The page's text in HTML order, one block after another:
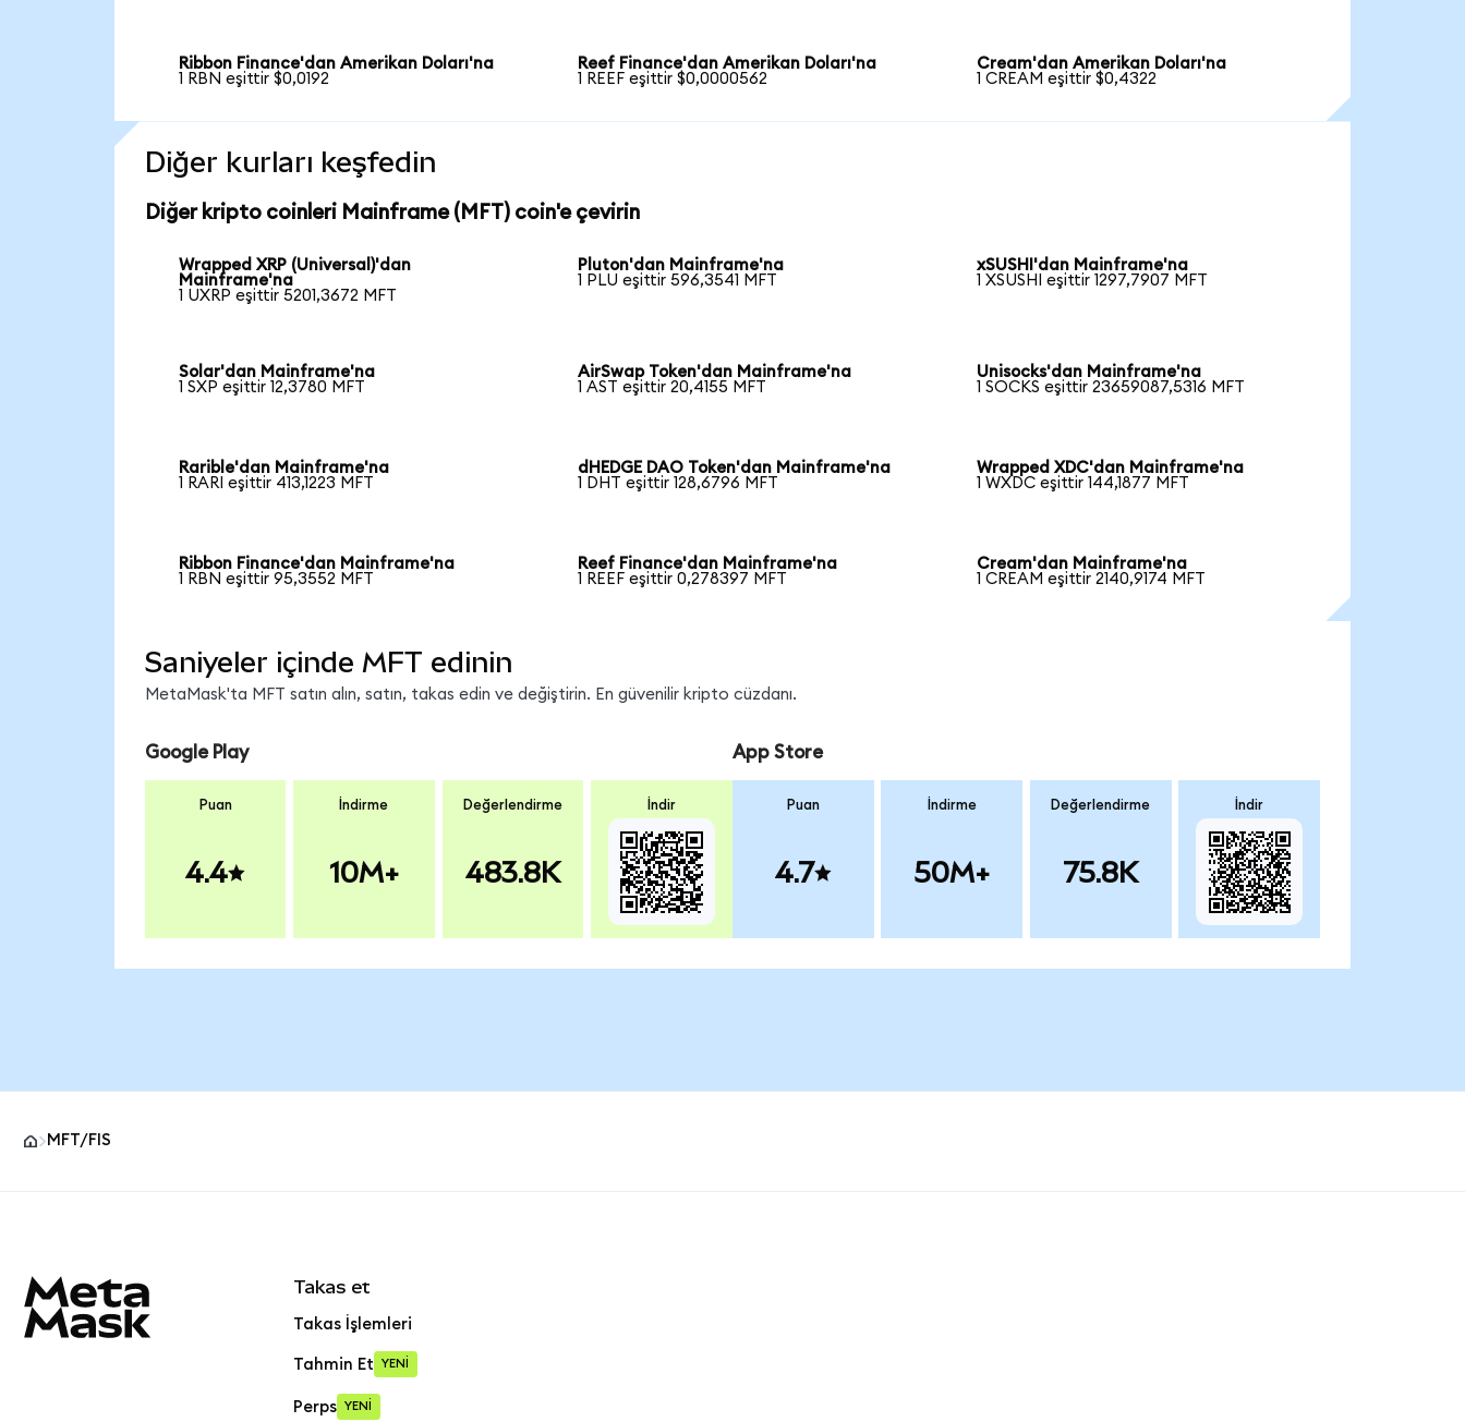
Ribbon Finance'dan Amerikan Doları'na
1 RBN eşittir $0,0192
Reef Finance'dan Amerikan Doları'na
1 REEF eşittir $0,0000562
Cream'dan Amerikan Doları'na
1 CREAM eşittir $0,4322
Diğer kurları keşfedin
Diğer kripto coinleri Mainframe (MFT) coin'e çevirin
Wrapped XRP (Universal)'dan
Mainframe'na
1 UXRP eşittir 5201,3672 MFT
Pluton'dan Mainframe'na
1 PLU eşittir 596,3541 MFT
xSUSHI'dan Mainframe'na
1 XSUSHI eşittir 1297,7907 MFT
Solar'dan Mainframe'na
1 SXP eşittir 12,3780 MFT
AirSwap Token'dan Mainframe'na
1 AST eşittir 20,4155 MFT
Unisocks'dan Mainframe'na
1 SOCKS eşittir 23659087,5316 MFT
Rarible'dan Mainframe'na
1 RARI eşittir 413,1223 MFT
dHEDGE DAO Token'dan Mainframe'na
1 DHT eşittir 128,6796 MFT
Wrapped XDC'dan Mainframe'na
1 WXDC eşittir 144,1877 MFT
Ribbon Finance'dan Mainframe'na
1 RBN eşittir 95,3552 MFT
Reef Finance'dan Mainframe'na
1 REEF eşittir 0,278397 MFT
Cream'dan Mainframe'na
1 CREAM eşittir 2140,9174 MFT
Saniyeler içinde MFT edinin
MetaMask'ta MFT satın alın, satın, takas edin ve değiştirin. En güvenilir kripto cüzdanı.
Google Play
Puan
4.4
İndirme
10M+
Değerlendirme
483.8K
İndir
App Store
Puan
4.7
İndirme
50M+
Değerlendirme
75.8K
İndir
MFT/FIS
Takas et
Takas İşlemleri
Tahmin Et YENİ
Perps YENİ